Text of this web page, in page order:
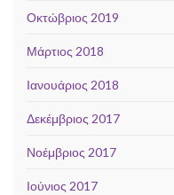
Οκτώβριος 2019
Μάρτιος 2018
Ιανουάριος 2018
Δεκέμβριος 2017
Νοέμβριος 2017
Ιούνιος 2017